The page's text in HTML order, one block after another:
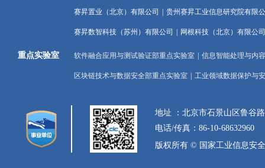
赛昇置业（北京）有限公司 贵州赛昇工业信息研究院有限
赛昇数智科技（苏州）有限公司 网根科技（北京）有限公司
重点实验室 软件融合应用与测试验证部重点实验室 信息智能处理与内
区块链技术与数据安全部重点实验室 工业领域数据保护与
地址 ：北京市石景山区
电话/传真：86-10-68632960
版权所有 © 国家工业信息